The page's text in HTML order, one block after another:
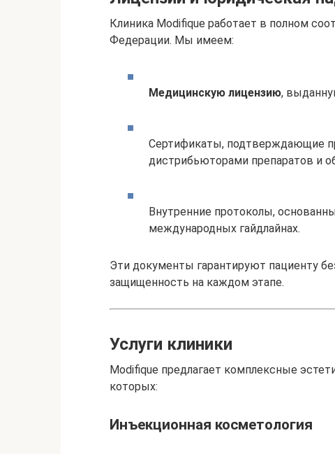
Клиника Modifique работает в полном
Федерации. Мы имеем:
Медицинскую лицензию,
Сертификаты, подтверждающие
дистрибьюторами препаратов и
Внутренние протоколы,
международных гайдлайнах.
Эти документы гарантируют пациенту
защищенность на каждом этапе.
Услуги клиники
Modifique предлагает комплексные
которых:
Инъекционная косметология